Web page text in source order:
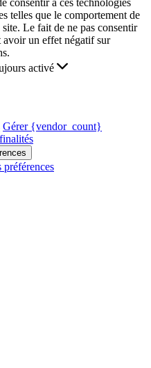
consentir à ces technologies
telles que le comportement de
Le fait de ne pas consentir
avoir un effet négatif sur
activé
Gérer {vendor_count}
préférences